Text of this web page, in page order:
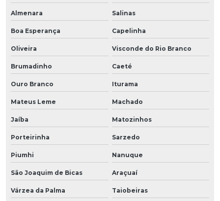
Almenara Salinas
Boa Esperança Capelinha
Oliveira Visconde do Rio Branco
Brumadinho Caeté
Ouro Branco Iturama
Mateus Leme Machado
Jaíba Matozinhos
Porteirinha Sarzedo
Piumhi Nanuque
São Joaquim de Bicas Araçuaí
Várzea da Palma Taiobeiras